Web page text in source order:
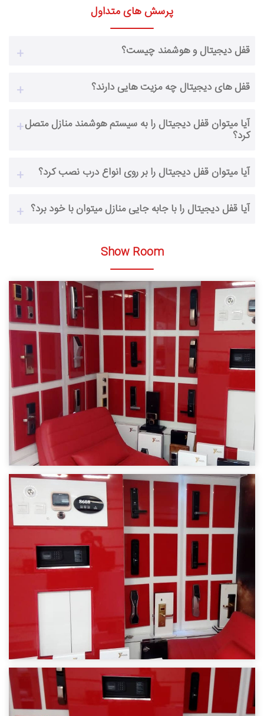
پرسش های متداول
قفل دیجیتال و هوشمند چیست؟
قفل های دیجیتال چه مزیت هایی دارند؟
آیا میتوان قفل دیجیتال را به سیستم هوشمند منازل متصل
کرد؟
آیا میتوان قفل دیجیتال را بر روی انواع درب نصب کرد؟
آیا قفل دیجیتال را با جابه جایی منازل میتوان با خود برد؟
Show Room